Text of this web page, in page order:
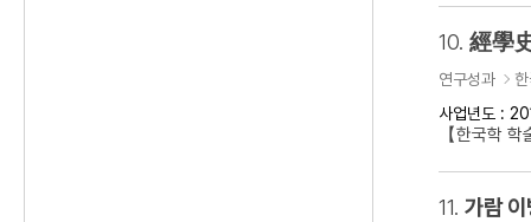
10. 經學
연구성과
사업년도 :
【한국학
11. 가람